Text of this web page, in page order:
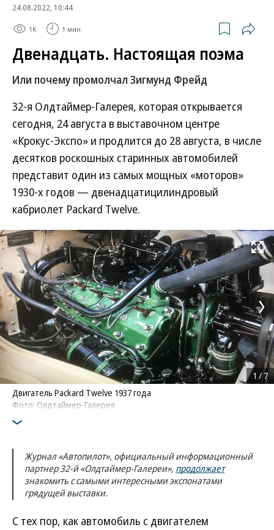
24.08.2022, 10:44
1K 1 мин.
Двенадцать. Настоящая поэма
Или почему промолчал Зигмунд Фрейд
32-я Олдтаймер-Галерея, которая открывается
сегодня, 24 августа в выставочном центре
«Крокус-Экспо» и продлится до 28 августа, в числе
десятков роскошных старинных автомобилей
представит один из самых мощных «моторов»
1930-х годов — двенадцатицилиндровый
кабриолет Packard Twelve.
Развернуть
Двигатель Packard Twelve 1937 года
Фото: Олдтаймер-Галерея
1 /7
Журнал «Автопилот», официальный информационный
партнер 32-й «Олдтаймер-Галереи», продолжает
знакомить с самыми интересными экспонатами
грядущей выставки.
С тех пор, как автомобиль с двигателем